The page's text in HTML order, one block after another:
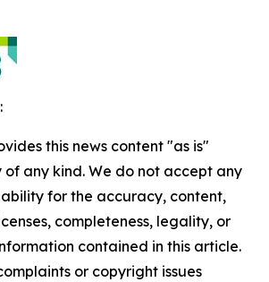
this news content "as is"
any kind. We do not accept any
for the accuracy, content,
completeness, legality, or
contained in this article.
or copyright issues